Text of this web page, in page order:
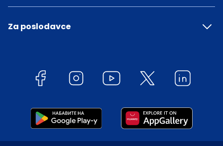
Za poslodavce